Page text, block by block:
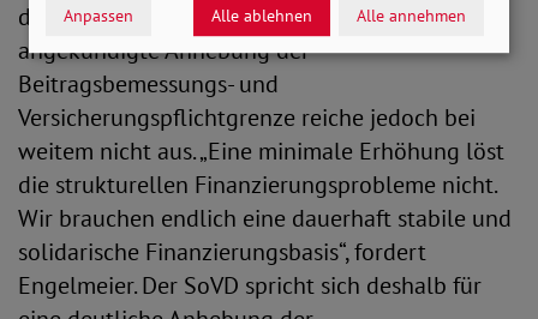
der Finanzierung der Pflegeversicherung. Die
angekündigte Anhebung der
Beitragsbemessungs- und
Versicherungspflichtgrenze reiche jedoch bei
weitem nicht aus. „Eine minimale Erhöhung löst
die strukturellen Finanzierungsprobleme nicht.
Wir brauchen endlich eine dauerhaft stabile und
solidarische Finanzierungsbasis“, fordert
Engelmeier. Der SoVD spricht sich deshalb für
Anpassen Alle ablehnen Alle annehmen